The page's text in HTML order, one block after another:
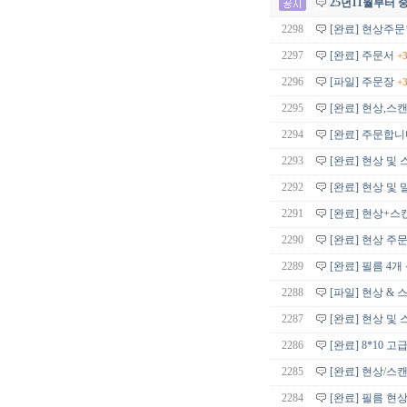
25년11월부터
2298 [완료] 현상주문
2297 [완료] 주문서 +3
2296 [파일] 주문장 +3
2295 [완료] 현상,스
2294 [완료] 주문합
2293 [완료] 현상 및
2292 [완료] 현상 및
2291 [완료] 현상+스
2290 [완료] 현상 주
2289 [완료] 필름 4개
2288 [파일] 현상 &
2287 [완료] 현상 및
2286 [완료] 8*10 고
2285 [완료] 현상/스
2284 [완료] 필름 현